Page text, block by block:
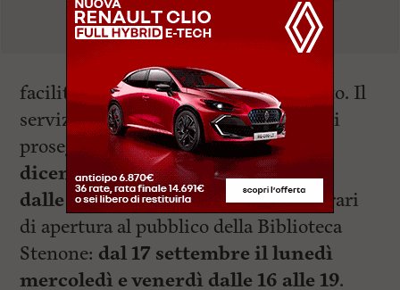
facilitare il processo di apprendimento. Il
servizio di supporto compiti scolastici
prosegue
dal 18 settembre al 20
dicembre tutti i martedì e giovedì
dalle 15 alle 19.00. Si ricordano gli orari
di apertura al pubblico della Biblioteca
Stenone: dal 17 settembre il lunedì
mercoledì e venerdì dalle 16 alle 19.